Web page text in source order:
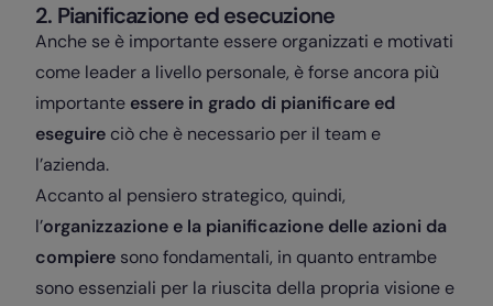
2. Pianificazione ed esecuzione
Anche se è importante essere organizzati e motivati
come leader a livello personale, è forse ancora più
importante essere in grado di pianificare ed
eseguire ciò che è necessario per il team e
l’azienda.
Accanto al pensiero strategico, quindi,
l’organizzazione e la pianificazione delle azioni da
compiere sono fondamentali, in quanto entrambe
sono essenziali per la riuscita della propria visione e